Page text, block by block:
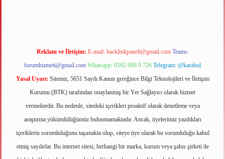
Reklam ve İletişim: E-mail: backlinkpaneli@gmail.com Teams:
forumhizmeti@gmail.com Whatsapp: 0262 606 0 726 Telegram: @karabul
Yasal Uyarı: Sitemiz, 5651 Sayılı Kanun gereğince Bilgi Teknolojileri ve İletişim
Kurumu (BTK) tarafından onaylanmış bir Yer Sağlayıcı olarak hizmet
vermektedir. Bu nedenle, sitedeki içerikleri proaktif olarak denetleme veya
araştırma yükümlülüğümüz bulunmamaktadır. Ancak, üyelerimiz yazdıkları
içeriklerin sorumluluğunu taşımakta olup, siteye üye olarak bu sorumluluğu kabul
etmiş sayılırlar. Bu internet sitesi, herhangi bir marka, kurum veya şahıs şirketi ile